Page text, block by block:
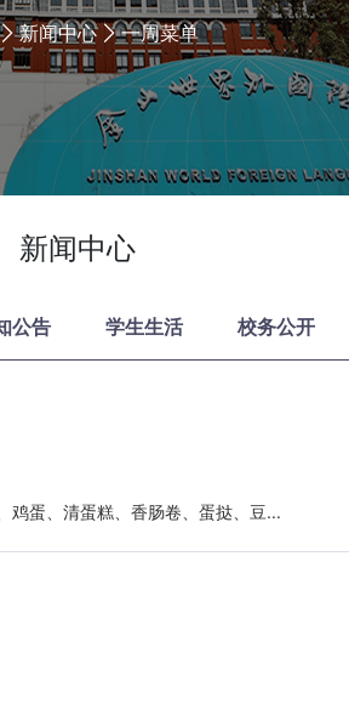
新闻中心 一周菜单
新闻中心
公告 学生生活 校务公开
鸡蛋、清蛋糕、香肠卷、蛋挞、豆...